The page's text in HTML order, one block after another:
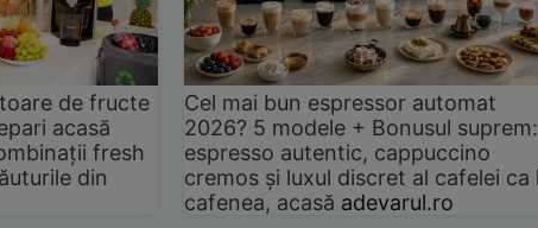
de fructe
acasă
fresh
din
Cel mai bun espressor automat
2026? 5 modele + Bonusul suprem:
espresso autentic, cappuccino
cremos și luxul discret al cafelei ca
cafenea, acasă adevarul.ro